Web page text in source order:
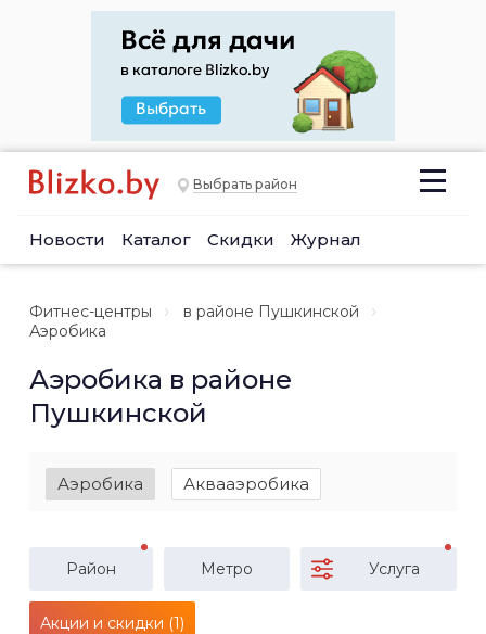
Выбрать район
Новости Каталог Скидки Журнал
Фитнес-центры
в районе Пушкинской
Аэробика
Аэробика в районе
Пушкинской
Аэробика Аквааэробика
Район Метро Услуга
Акции и скидки (1)